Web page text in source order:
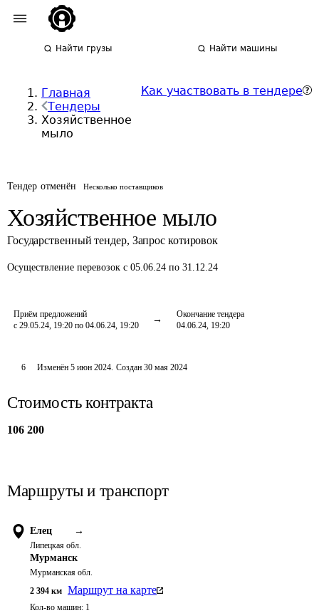
Найти грузы Найти машины
Главная
Тендеры
Хозяйственное
мыло
Как участвовать в тендере
Тендер отменён Несколько поставщиков
Хозяйственное мыло
Государственный тендер, Запрос котировок
Осуществление перевозок с 05.06.24 по 31.12.24
Приём предложений
с 29.05.24, 19:20 по 04.06.24, 19:20
Окончание тендера
04.06.24, 19:20
6 Изменён 5 июн 2024. Создан 30 мая 2024
Стоимость контракта
106 200
Маршруты и транспорт
Елец →
Липецкая обл.
Мурманск
Мурманская обл.
2 394 км Маршрут на карте
Кол-во машин: 1